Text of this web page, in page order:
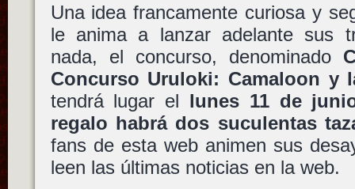
Una idea francamente curiosa y
le anima a lanzar adelante sus
nada, el concurso, denominado
Concurso Uruloki: Camaloon y
tendrá lugar el lunes 11 de
regalo habrá dos suculentas
fans de esta web animen sus
leen las últimas noticias en la web.